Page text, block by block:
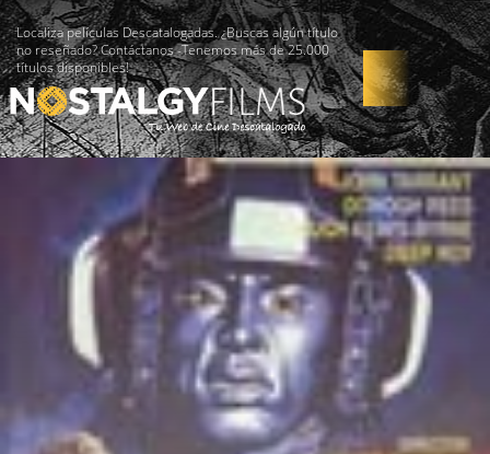
Localiza películas Descatalogadas. ¿Buscas algún título
no reseñado? Contáctanos -Tenemos más de 25.000
títulos disponibles!